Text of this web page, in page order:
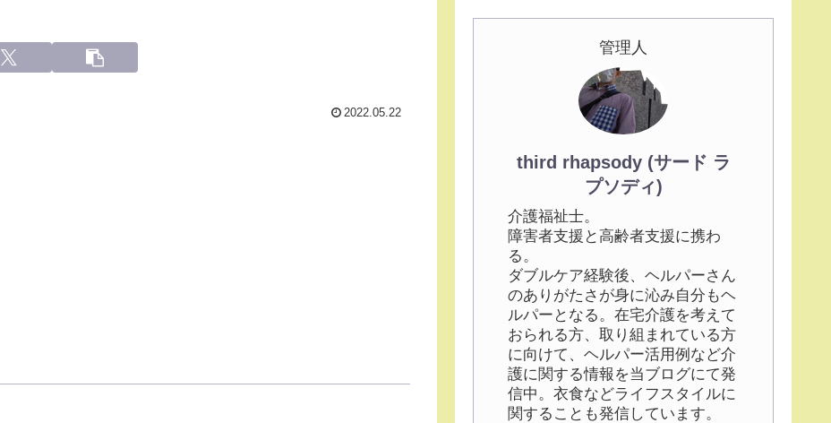
2022.05.22
管理人
third rhapsody (サード ラ
プソディ)
介護福祉士。
障害者支援と高齢者支援に携わ
る。
ダブルケア経験後、ヘルパーさん
のありがたさが身に沁み自分もヘ
ルパーとなる。在宅介護を考えて
おられる方、取り組まれている方
に向けて、ヘルパー活用例など介
護に関する情報を当ブログにて発
信中。衣食などライフスタイルに
関することも発信しています。